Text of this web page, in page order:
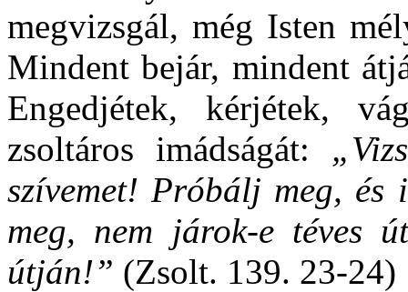
megvizsgál, még Isten
Mindent bejár, mindent
Engedjétek, kérjétek,
zsoltáros imádságát:
szívemet! Próbálj meg, és
meg, nem járok-e téves
útján!” (Zsolt. 139. 23-24)